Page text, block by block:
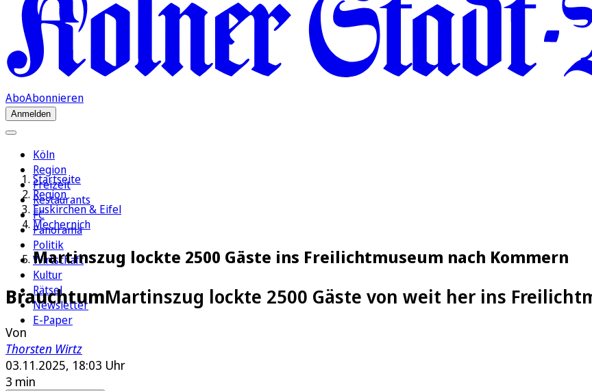
AboAbonnieren
Anmelden
Köln
Region
Freizeit
Restaurants
FC
Panorama
Politik
Wirtschaft
Kultur
Rätsel
Newsletter
E-Paper
Startseite
Region
Euskirchen & Eifel
Mechernich
Martinszug lockte 2500 Gäste ins Freilichtmuseum nach Kommern
BrauchtumMartinszug lockte 2500 Gäste von weit her ins
Von
Thorsten Wirtz
03.11.2025, 18:03 Uhr
3 min